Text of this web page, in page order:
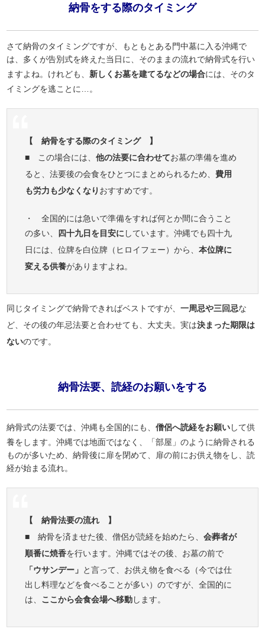
納骨をする際のタイミング
さて納骨のタイミングですが、もともとある門中墓に入る沖縄で
は、多くが告別式を終えた当日に、そのままの流れで納骨式を行い
ますよね。けれども、新しくお墓を建てるなどの場合には、そのタ
イミングを逃ことに…。
【 納骨をする際のタイミング 】
■ この場合には、他の法要に合わせてお墓の準備を進め
ると、法要後の会食をひとつにまとめられるため、費用
も労力も少なくなり おすすめです。
・ 全国的には急いで準備をすれば何とか間に合うこと
の多い、
四十九日を目安にしています。沖縄でも四十九
日には、位牌を白位牌（ヒロイフェー）から、本位牌に
変える供養がありますよね。
同じタイミングで納骨できればベストですが、一周忌や三回忌な
ど、その後の年忌法要と合わせても、大丈夫。実は決まった期限は
ないのです。
納骨法要、読経のお願いをする
納骨式の法要では、沖縄も全国的にも、僧侶へ読経をお願いして供
養をします。沖縄では地面ではなく、「部屋」のように納骨される
ものが多いため、納骨後に扉を閉めて、扉の前にお供え物をし、読
経が始まる流れ。
【 納骨法要の流れ 】
■ 納骨を済ませた後、僧侶が読経を始めたら、会葬者が
順番に焼香を行います。沖縄ではその後、お墓の前で
「ウサンデー」 と言って、お供え物を食べる（今では仕
出し料理などを食べることが多い）のですが、全国的に
は、 ここから会食会場へ移動します。